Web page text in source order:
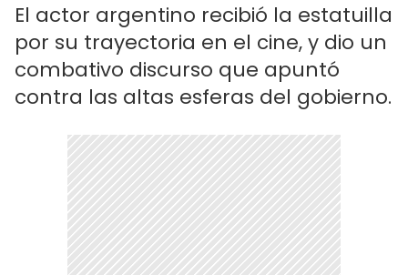
El actor argentino recibió la estatuilla
por su trayectoria en el cine, y dio un
combativo discurso que apuntó
contra las altas esferas del gobierno.